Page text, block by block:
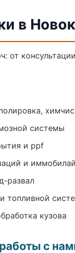
в
от
системы
и ppf
и
развал
топливной
кузова
с